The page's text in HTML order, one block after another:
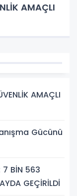
AMAÇLI
AMAÇLI
Gücünü
7 BİN 563
GEÇİRİLDİ